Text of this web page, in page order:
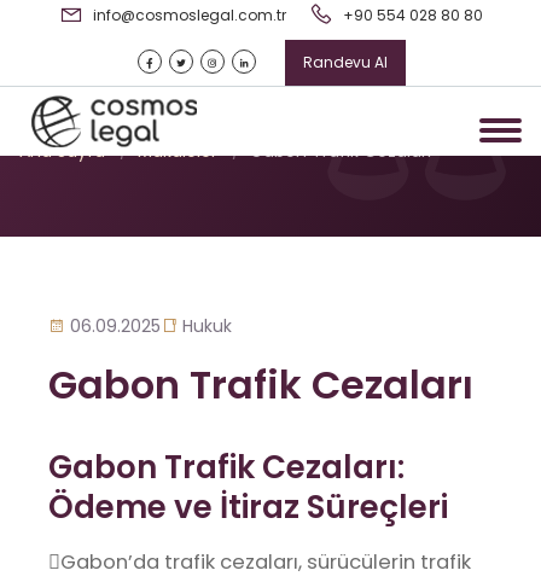
info@cosmoslegal.com.tr +90 554 028 80 80
Randevu Al
Gabon Trafik Cezaları
Ana Sayfa / Makaleler / Gabon Trafik Cezaları
06.09.2025 Hukuk
Gabon Trafik Cezaları
Gabon Trafik Cezaları:
Ödeme ve İtiraz Süreçleri
Gabon’da trafik cezaları, sürücülerin trafik